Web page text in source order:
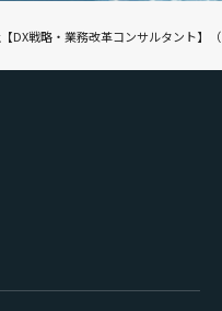
DX戦略・業務改革コンサルタント】